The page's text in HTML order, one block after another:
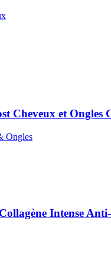
Cheveux et Ongles
Ongles
Intense